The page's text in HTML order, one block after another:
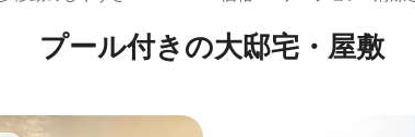
プール付きの大邸宅・屋敷